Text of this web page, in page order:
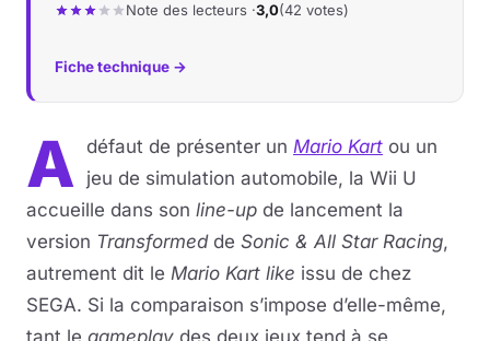
Note des lecteurs ·3,0(42 votes)
Fiche technique →
A défaut de présenter un Mario Kart ou un
jeu de simulation automobile, la Wii U
accueille dans son line-up de lancement la
version Transformedde Sonic & All Star Racing,
autrement dit le Mario Kart like issu de chez
SEGA. Si la comparaison s’impose d’elle-même,
tant le gameplay des deux jeux tend à se